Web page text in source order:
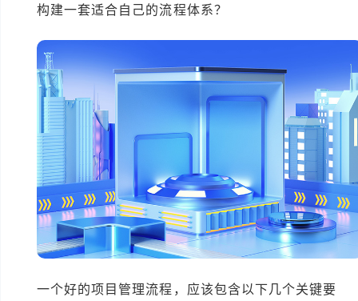
构建一套适合自己的流程体系？
一个好的项目管理流程，应该包含以下几个关键要